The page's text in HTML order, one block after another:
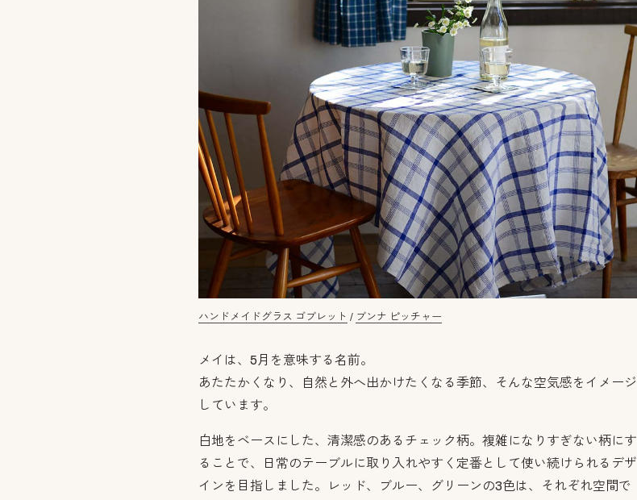
ハンドメイドグラス ゴブレット / ブンナ ピッチャー
メイは、5月を意味する名前。
あたたかくなり、自然と外へ出かけたくなる季節、そんな空気感をイメージ
しています。
白地をベースにした、清潔感のあるチェック柄。複雑になりすぎない柄にす
ることで、日常のテーブルに取り入れやすく定番として使い続けられるデザ
インを目指しました。レッド、ブルー、グリーンの3色は、それぞれ空間で